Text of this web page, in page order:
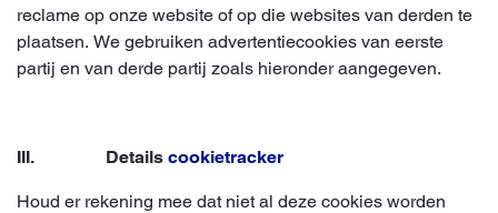
reclame op onze website of op die websites van derden te
plaatsen. We gebruiken advertentiecookies van eerste
partij en van derde partij zoals hieronder aangegeven.
III. Details cookietracker
Houd er rekening mee dat niet al deze cookies worden